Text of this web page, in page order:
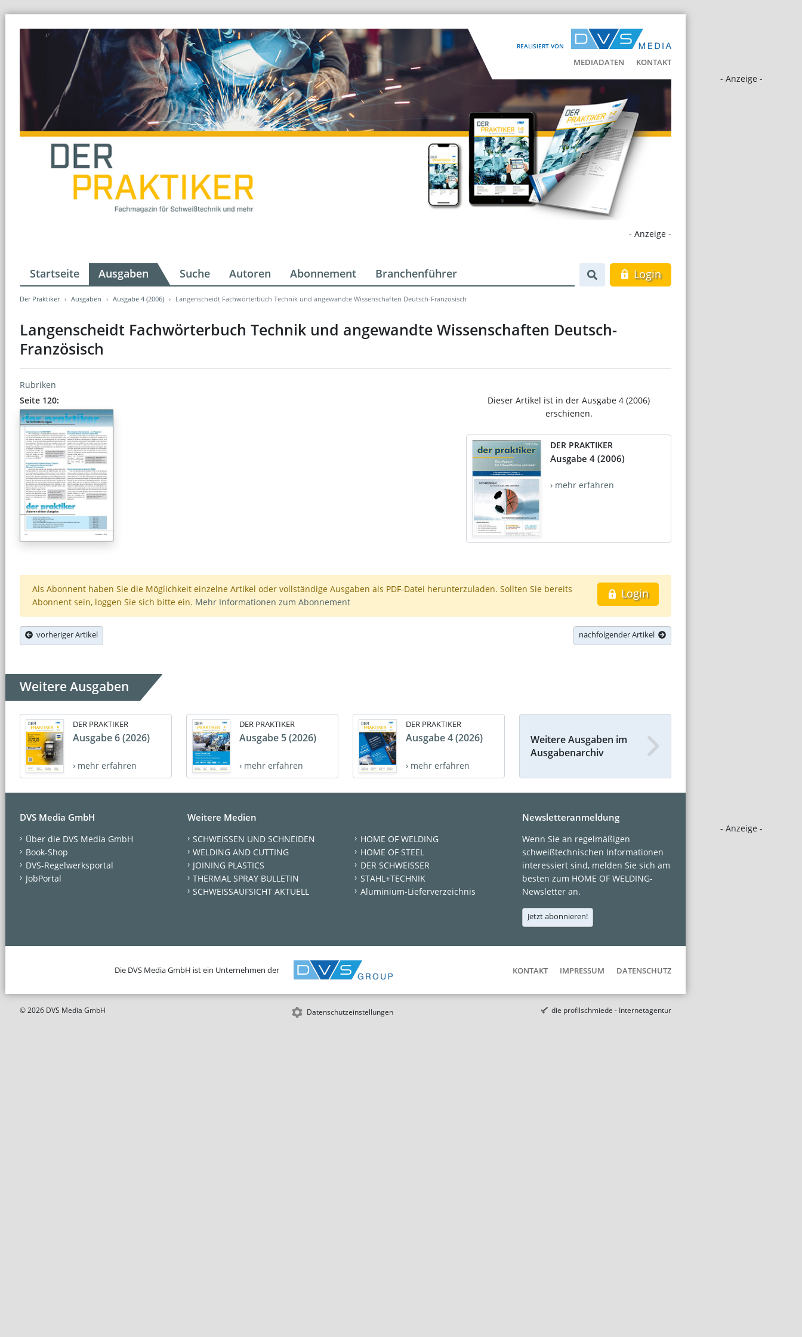
REALISIERT VON
MEDIADATEN KONTAKT
- Anzeige -
- Anzeige -
- Anzeige -
Startseite Ausgaben Suche Autoren Abonnement Branchenführer Login
Der Praktiker Ausgaben Ausgabe 4 (2006) Langenscheidt Fachwörterbuch Technik und angewandte Wissenschaften Deutsch-Französisch
Langenscheidt Fachwörterbuch Technik und angewandte Wissenschaften Deutsch-
Französisch
Rubriken
Seite 120:
Dieser Artikel ist in der Ausgabe 4 (2006)
erschienen.
DER PRAKTIKER
Ausgabe 4 (2006)
› mehr erfahren
Login
Als Abonnent haben Sie die Möglichkeit einzelne Artikel oder vollständige Ausgaben als PDF-Datei herunterzuladen. Sollten Sie bereits
Abonnent sein, loggen Sie sich bitte ein. Mehr Informationen zum Abonnement
vorheriger Artikel nachfolgender Artikel
Weitere Ausgaben
DER PRAKTIKER
Ausgabe 6 (2026)
› mehr erfahren
DER PRAKTIKER
Ausgabe 5 (2026)
› mehr erfahren
DER PRAKTIKER
Ausgabe 4 (2026)
› mehr erfahren
Weitere Ausgaben im
Ausgabenarchiv
DVS Media GmbH
Über die DVS Media GmbH
Book-Shop
DVS-Regelwerksportal
JobPortal
Weitere Medien
SCHWEISSEN UND SCHNEIDEN
WELDING AND CUTTING
JOINING PLASTICS
THERMAL SPRAY BULLETIN
SCHWEISSAUFSICHT AKTUELL
HOME OF WELDING
HOME OF STEEL
DER SCHWEISSER
STAHL+TECHNIK
Aluminium-Lieferverzeichnis
Newsletteranmeldung
Wenn Sie an regelmäßigen
schweißtechnischen Informationen
interessiert sind, melden Sie sich am
besten zum HOME OF WELDING-
Newsletter an.
Jetzt abonnieren!
Die DVS Media GmbH ist ein Unternehmen der KONTAKT IMPRESSUM DATENSCHUTZ
© 2026 DVS Media GmbH Datenschutzeinstellungen die profilschmiede - Internetagentur